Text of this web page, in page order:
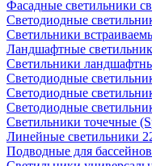
Фасадные светильники
Светодиодные
Светильники
Ландшафтные
Светильники
Светодиодные
Светодиодные
Светодиодные
Светильники точечные
Линейные светильники
Подводные для